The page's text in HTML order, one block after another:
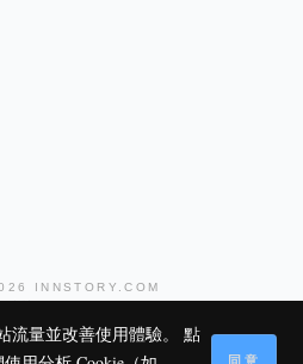
INNSTORY.COM
流量並改善使用體驗。 點
同意